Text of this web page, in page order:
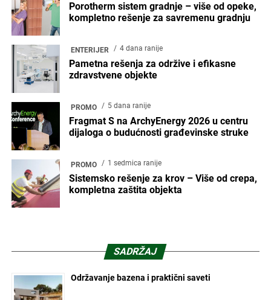
Porotherm sistem gradnje – više od opeke,
kompletno rešenje za savremenu gradnju
ENTERIJER 4 dana ranije
Pametna rešenja za održive i efikasne
zdravstvene objekte
PROMO 5 dana ranije
Fragmat S na ArchyEnergy 2026 u centru
dijaloga o budućnosti građevinske struke
PROMO 1 sedmica ranije
Sistemsko rešenje za krov – Više od crepa,
kompletna zaštita objekta
SADRŽAJ
Održavanje bazena i praktični saveti